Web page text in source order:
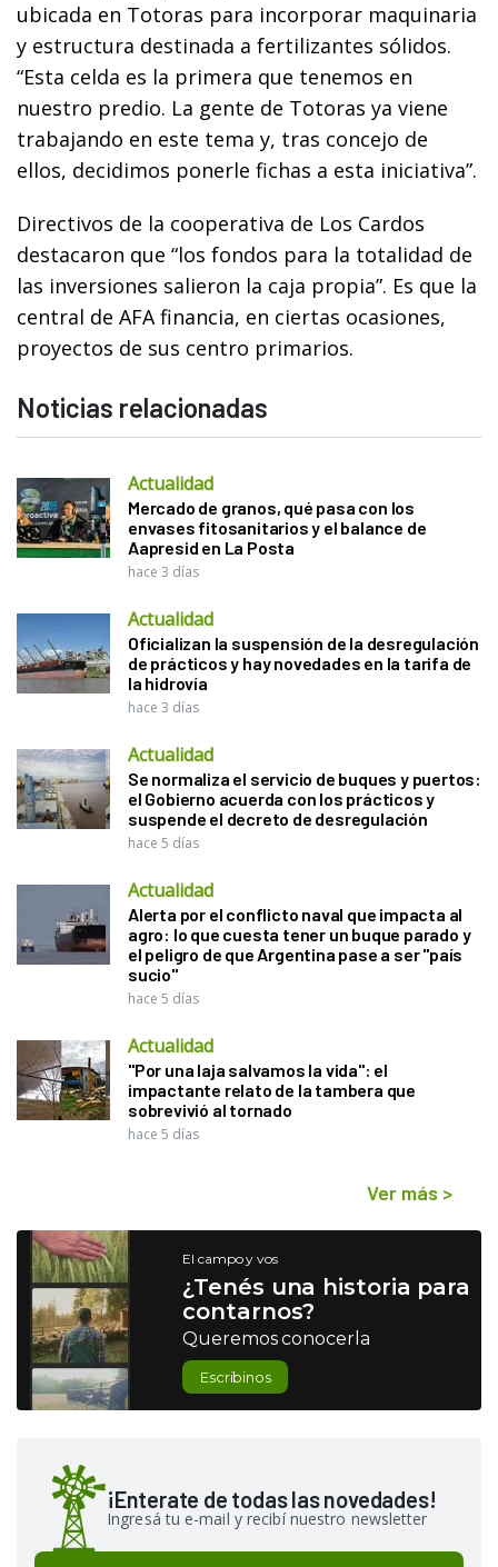
ubicada en Totoras para incorporar maquinaria
y estructura destinada a fertilizantes sólidos.
“Esta celda es la primera que tenemos en
nuestro predio. La gente de Totoras ya viene
trabajando en este tema y, tras concejo de
ellos, decidimos ponerle fichas a esta iniciativa”.
Directivos de la cooperativa de Los Cardos
destacaron que “los fondos para la totalidad de
las inversiones salieron la caja propia”. Es que la
central de AFA financia, en ciertas ocasiones,
proyectos de sus centro primarios.
Noticias relacionadas
Actualidad
Mercado de granos, qué pasa con los
envases fitosanitarios y el balance de
Aapresid en La Posta
hace 3 días
Actualidad
Oficializan la suspensión de la desregulación
de prácticos y hay novedades en la tarifa de
la hidrovía
hace 3 días
Actualidad
Se normaliza el servicio de buques y puertos:
el Gobierno acuerda con los prácticos y
suspende el decreto de desregulación
hace 5 días
Actualidad
Alerta por el conflicto naval que impacta al
agro: lo que cuesta tener un buque parado y
el peligro de que Argentina pase a ser "país
sucio"
hace 5 días
Actualidad
"Por una laja salvamos la vida": el
impactante relato de la tambera que
sobrevivió al tornado
hace 5 días
Ver más >
El campo y vos
¿Tenés una historia para
contarnos?
Queremos conocerla
Escribinos
¡Enterate de todas las novedades!
Ingresá tu e-mail y recibí nuestro newsletter